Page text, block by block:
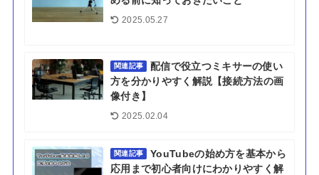
2025.05.27
関連記事
配信で役立つミキサーの使い
方を分かりやすく解説【接続方法の画
像付き】
2025.02.04
関連記事
YouTubeの始め方を基本から
応用まで初心者向けにわかりやすく解